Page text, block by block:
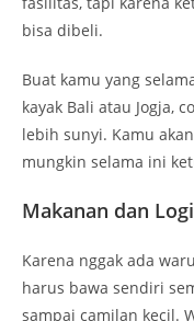
Makanan dan
harus bawa sendiri
sampai camilan kecil.
nasi bungkus dari
restoran bintang lima,
kaki nyemplung air.
Bawa juga kopi sachet
duduk di dermaga,
priceless banget. Dan